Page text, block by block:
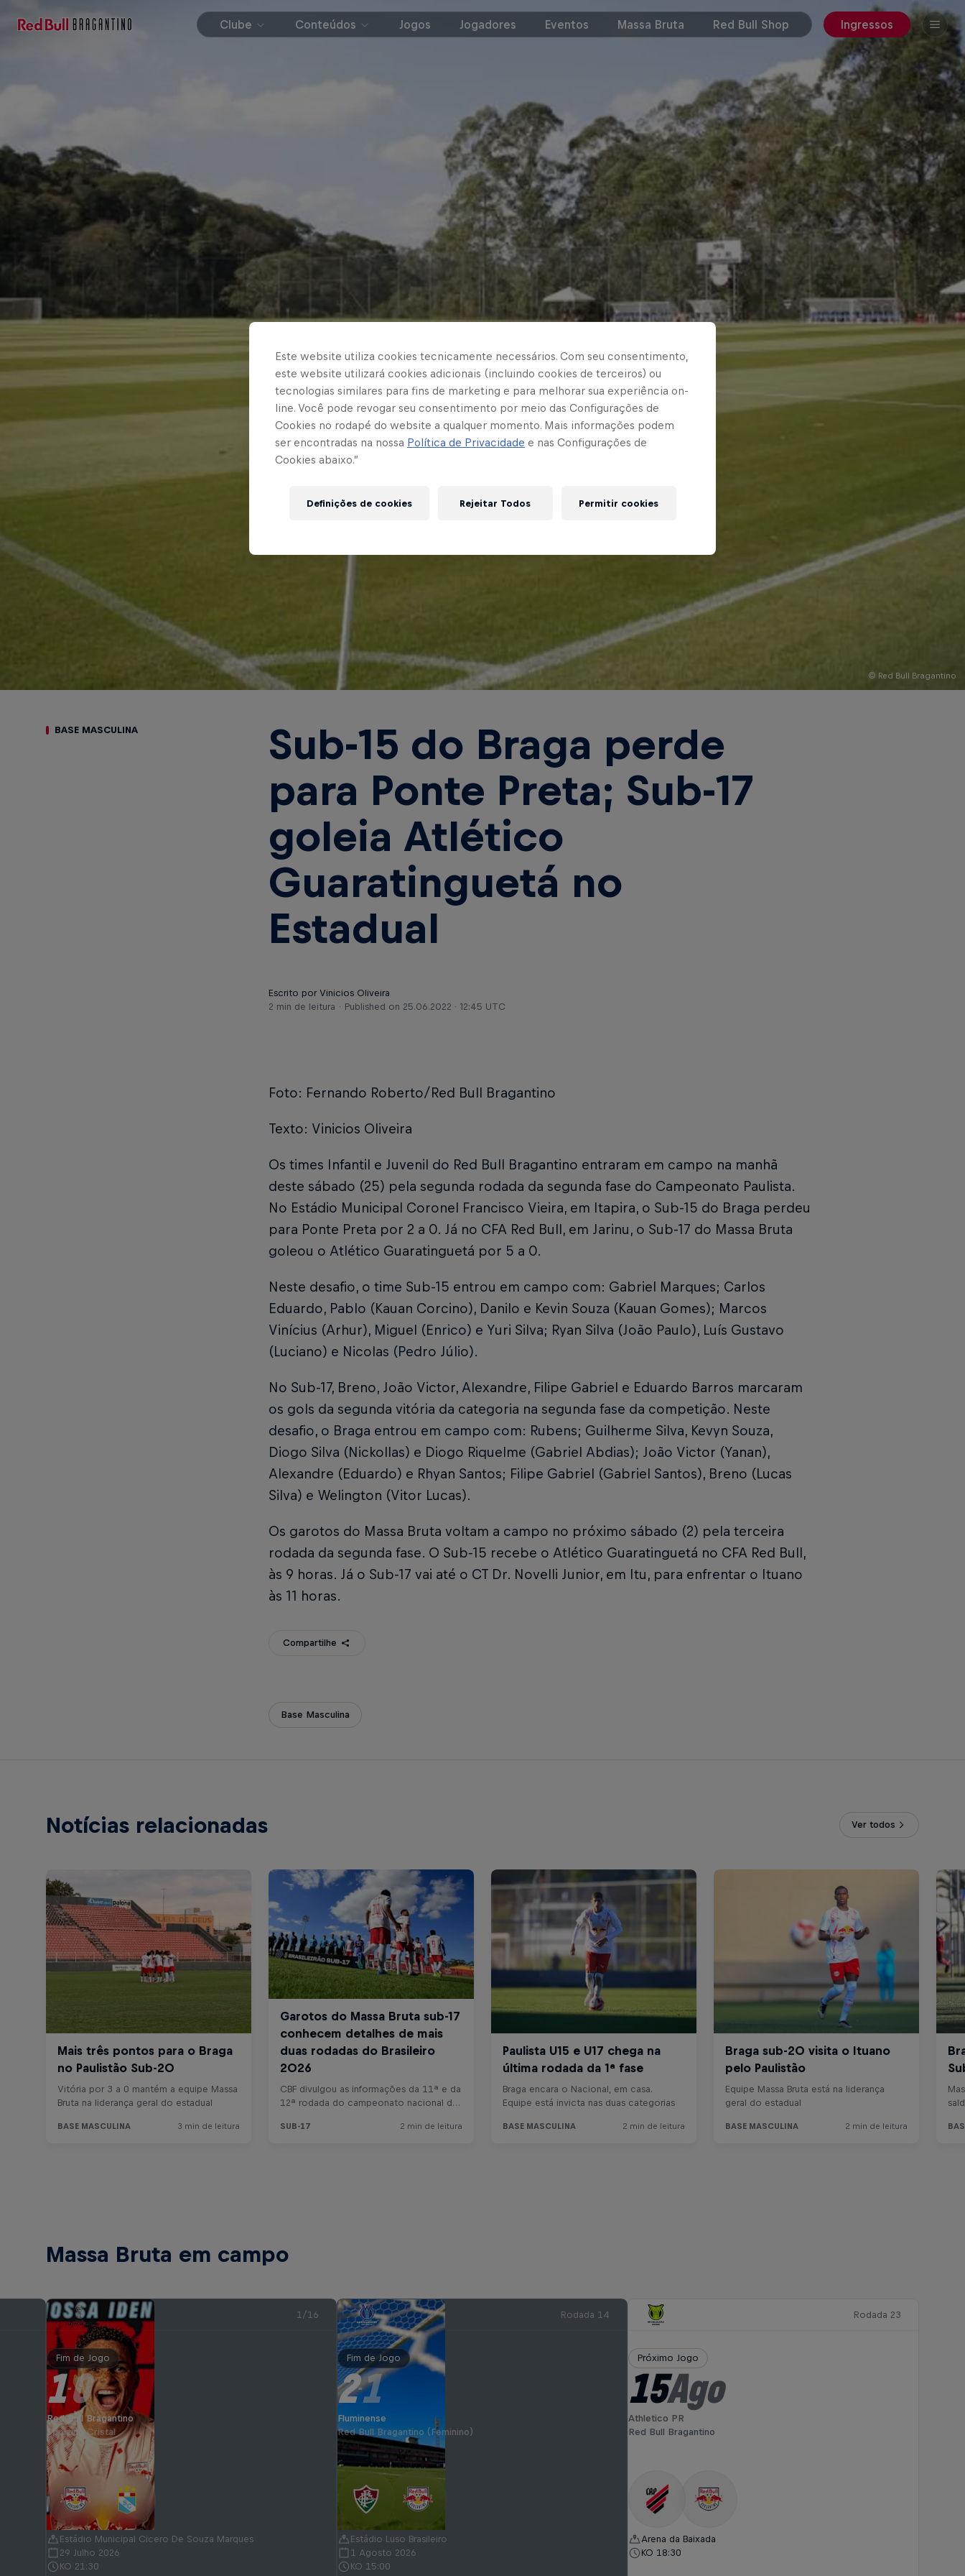
Clube Conteúdos Jogos Jogadores Eventos Massa Bruta Red Bull Shop Ingressos
© Red Bull Bragantino
BASE MASCULINA
Sub-15 do Braga perde
para Ponte Preta; Sub-17
goleia Atlético
Guaratinguetá no
Estadual
Escrito por Vinicios Oliveira
2 min de leitura
Published on 25.06.2022 · 12:45 UTC
Foto: Fernando Roberto/Red Bull Bragantino
Texto: Vinicios Oliveira
Os times Infantil e Juvenil do Red Bull Bragantino entraram em campo na manhã
deste sábado (25) pela segunda rodada da segunda fase do Campeonato Paulista.
No Estádio Municipal Coronel Francisco Vieira, em Itapira, o Sub-15 do Braga perdeu
para Ponte Preta por 2 a 0. Já no CFA Red Bull, em Jarinu, o Sub-17 do Massa Bruta
goleou o Atlético Guaratinguetá por 5 a 0.
Neste desafio, o time Sub-15 entrou em campo com: Gabriel Marques; Carlos
Eduardo, Pablo (Kauan Corcino), Danilo e Kevin Souza (Kauan Gomes); Marcos
Vinícius (Arhur), Miguel (Enrico) e Yuri Silva; Ryan Silva (João Paulo), Luís Gustavo
(Luciano) e Nicolas (Pedro Júlio).
No Sub-17, Breno, João Victor, Alexandre, Filipe Gabriel e Eduardo Barros marcaram
os gols da segunda vitória da categoria na segunda fase da competição. Neste
desafio, o Braga entrou em campo com: Rubens; Guilherme Silva, Kevyn Souza,
Diogo Silva (Nickollas) e Diogo Riquelme (Gabriel Abdias); João Victor (Yanan),
Alexandre (Eduardo) e Rhyan Santos; Filipe Gabriel (Gabriel Santos), Breno (Lucas
Silva) e Welington (Vitor Lucas).
Os garotos do Massa Bruta voltam a campo no próximo sábado (2) pela terceira
rodada da segunda fase. O Sub-15 recebe o Atlético Guaratinguetá no CFA Red Bull,
às 9 horas. Já o Sub-17 vai até o CT Dr. Novelli Junior, em Itu, para enfrentar o Ituano
às 11 horas.
Compartilhe
Base Masculina
Notícias relacionadas Ver todos
Massa Bruta em campo
1/16
Fim de Jogo
1-0
Red Bull Bragantino
Sporting Cristal
Estádio Municipal Cicero De Souza Marques
29 Julho 2026
KO 21:30
Rodada 14
Fim de Jogo
2-1
Fluminense
Red Bull Bragantino (Feminino)
Estádio Luso Brasileiro
1 Agosto 2026
KO 15:00
Rodada 23
Próximo Jogo
15Ago
Athletico PR
Red Bull Bragantino
Arena da Baixada
KO 18:30
Este website utiliza cookies tecnicamente necessários. Com seu consentimento,
este website utilizará cookies adicionais (incluindo cookies de terceiros) ou
tecnologias similares para fins de marketing e para melhorar sua experiência on-
line. Você pode revogar seu consentimento por meio das Configurações de
Cookies no rodapé do website a qualquer momento. Mais informações podem
ser encontradas na nossa Política de Privacidade e nas Configurações de
Cookies abaixo.”
Definições de cookies Rejeitar Todos Permitir cookies